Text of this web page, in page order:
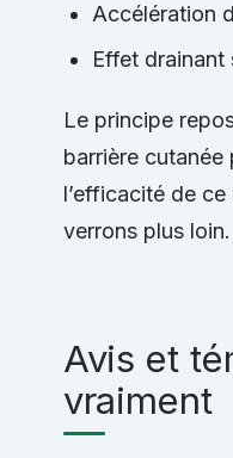
Accélération
Effet drainant
Le principe
barrière
l’efficacité de
verrons plus loin.
Avis et
vraiment